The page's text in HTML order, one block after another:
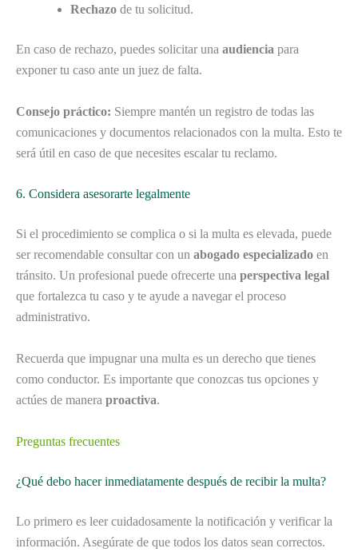
Rechazo de tu solicitud.
En caso de rechazo, puedes solicitar una audiencia para
exponer tu caso ante un juez de falta.
Consejo práctico: Siempre mantén un registro de todas las
comunicaciones y documentos relacionados con la multa. Esto te
será útil en caso de que necesites escalar tu reclamo.
6. Considera asesorarte legalmente
Si el procedimiento se complica o si la multa es elevada, puede
ser recomendable consultar con un abogado especializado en
tránsito. Un profesional puede ofrecerte una perspectiva legal
que fortalezca tu caso y te ayude a navegar el proceso
administrativo.
Recuerda que impugnar una multa es un derecho que tienes
como conductor. Es importante que conozcas tus opciones y
actúes de manera proactiva.
Preguntas frecuentes
¿Qué debo hacer inmediatamente después de recibir la multa?
Lo primero es leer cuidadosamente la notificación y verificar la
información. Asegúrate de que todos los datos sean correctos.